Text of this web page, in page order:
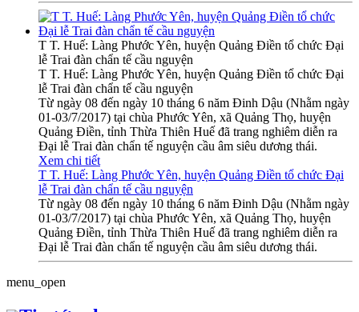
T T. Huế: Làng Phước Yên, huyện Quảng Điền tổ chức Đại
lễ Trai đàn chẩn tế cầu nguyện
T T. Huế: Làng Phước Yên, huyện Quảng Điền tổ chức Đại
lễ Trai đàn chẩn tế cầu nguyện
Từ ngày 08 đến ngày 10 tháng 6 năm Đinh Dậu (Nhằm ngày
01-03/7/2017) tại chùa Phước Yên, xã Quảng Thọ, huyện
Quảng Điền, tỉnh Thừa Thiên Huế đã trang nghiêm diễn ra
Đại lễ Trai đàn chẩn tế nguyện cầu âm siêu dương thái.
Xem chi tiết
T T. Huế: Làng Phước Yên, huyện Quảng Điền tổ chức Đại
lễ Trai đàn chẩn tế cầu nguyện
Từ ngày 08 đến ngày 10 tháng 6 năm Đinh Dậu (Nhằm ngày
01-03/7/2017) tại chùa Phước Yên, xã Quảng Thọ, huyện
Quảng Điền, tỉnh Thừa Thiên Huế đã trang nghiêm diễn ra
Đại lễ Trai đàn chẩn tế nguyện cầu âm siêu dương thái.
menu_open